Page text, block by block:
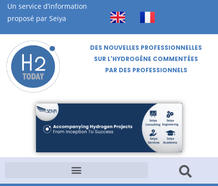
Un service d’information
proposé par Seiya
DES NOUVELLES PROFESSIONNELLES
SUR L'HYDROGÈNE COMMENTÉES
PAR DES PROFESSIONNELS